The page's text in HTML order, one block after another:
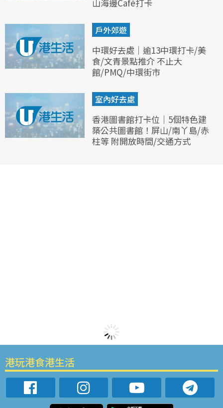
山海邊Café打卡
戶外郊遊
中環好去處｜逾13中環打卡/美
食/文青景點推介 不止大
館/PMQ/中環街市
室內好去處
香港圖書館打卡位｜5個特色建
築公共圖書館！屏山/南丫島/赤
柱等 附開放時間/交通方式
港玩港食港生活